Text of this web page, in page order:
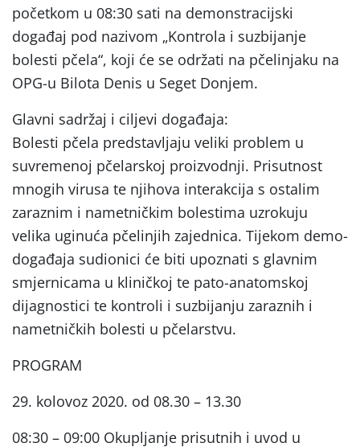
početkom u 08:30 sati na demonstracijski
događaj pod nazivom „Kontrola i suzbijanje
bolesti pčela“, koji će se održati na pčelinjaku na
OPG-u Bilota Denis u Seget Donjem.
Glavni sadržaj i ciljevi događaja:
Bolesti pčela predstavljaju veliki problem u
suvremenoj pčelarskoj proizvodnji. Prisutnost
mnogih virusa te njihova interakcija s ostalim
zaraznim i nametničkim bolestima uzrokuju
velika uginuća pčelinjih zajednica. Tijekom demo-
događaja sudionici će biti upoznati s glavnim
smjernicama u kliničkoj te pato-anatomskoj
dijagnostici te kontroli i suzbijanju zaraznih i
nametničkih bolesti u pčelarstvu.
PROGRAM
29. kolovoz 2020. od 08.30 – 13.30
08:30 – 09:00 Okupljanje prisutnih i uvod u